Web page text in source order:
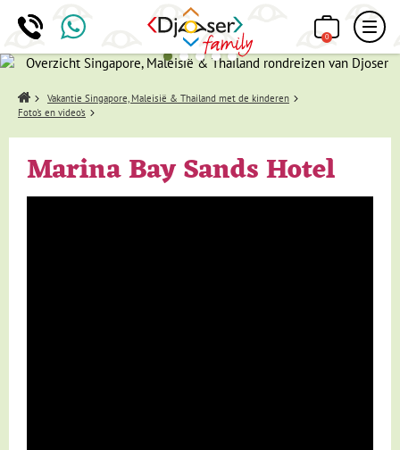
0
Home
Vakantie Singapore, Maleisië & Thailand met de kinderen
Foto's en video's
Marina Bay Sands Hotel